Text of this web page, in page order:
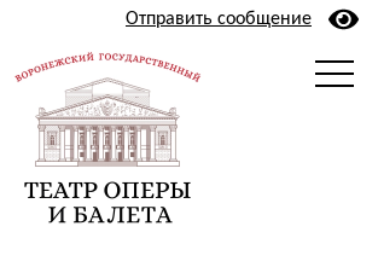
Отправить сообщение